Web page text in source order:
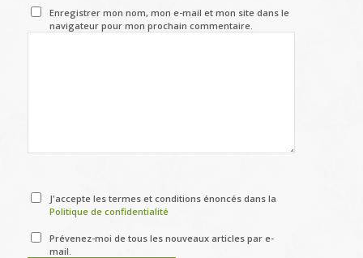
Enregistrer mon nom, mon e-mail et mon site dans le
navigateur pour mon prochain commentaire.
J'accepte les termes et conditions énoncés dans la
Politique de confidentialité
Prévenez-moi de tous les nouveaux articles par e-
mail.